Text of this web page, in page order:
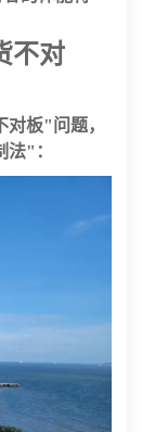
不对
板"问题，
"：